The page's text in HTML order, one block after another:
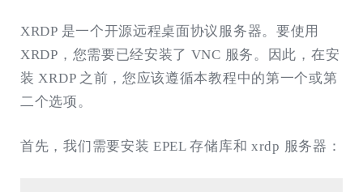
XRDP 是一个开源远程桌面协议服务器。要使用
XRDP，您需要已经安装了 VNC 服务。因此，在安
装 XRDP 之前，您应该遵循本教程中的第一个或第
二个选项。
首先，我们需要安装 EPEL 存储库和 xrdp 服务器：